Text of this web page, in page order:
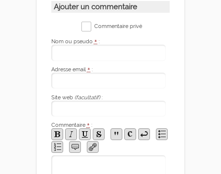
Ajouter un commentaire
Commentaire privé
Nom ou pseudo * :
Adresse email * :
Site web (facultatif):
Commentaire * :